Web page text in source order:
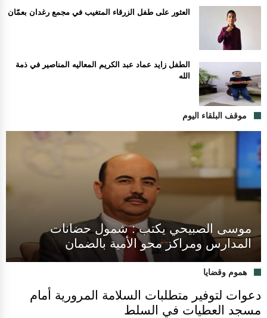
العثور على طفل الزرقاء المتغيب في مجمع رغدان بعمّان
الطفل زايد عماد عبد الكريم المعاليه المناصير في ذمة
الله
موقف البلقاء اليوم
موسى الصبيحي يكتب : شمول حضانات
المدارس ومراكز محو الأمية بالضمان
هموم وقضايا
دعوات لتوفير متطلبات السلامة المرورية أمام
مسجد العطيات في السلط